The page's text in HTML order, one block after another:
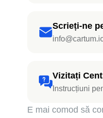
Scrieți-ne
Vizitați
Instrucțiuni
E mai comod să